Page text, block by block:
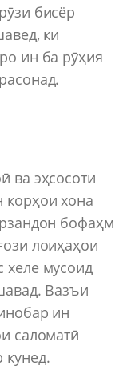
бисёр
ки
ин ба рӯҳия
ва эҳсосоти
хона
бофаҳм
лоиҳаҳои
мусоид
Вазъи
ин
саломатӣ
кунед.